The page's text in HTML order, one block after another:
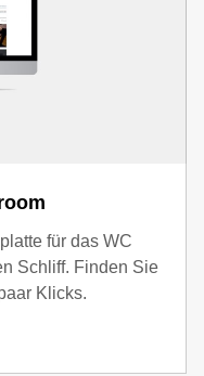
für das WC
Schliff. Finden Sie
Klicks.